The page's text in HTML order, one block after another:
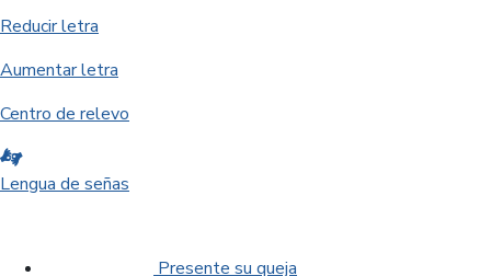
Reducir letra
Aumentar letra
Centro de relevo
Lengua de señas
Presente su queja